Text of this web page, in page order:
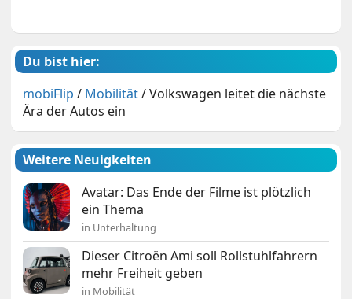
Du bist hier:
mobiFlip / Mobilität/Volkswagen leitet die nächste
Ära der Autos ein
Weitere Neuigkeiten
Avatar: Das Ende der Filme ist plötzlich
ein Thema
in Unterhaltung
Dieser Citroën Ami soll Rollstuhlfahrern
mehr Freiheit geben
in Mobilität